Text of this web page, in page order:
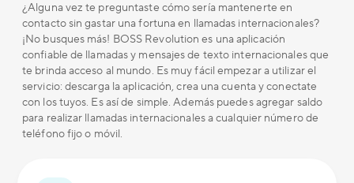
¿Alguna vez te preguntaste cómo sería mantenerte en
contacto sin gastar una fortuna en llamadas internacionales?
¡No busques más! BOSS Revolution es una aplicación
confiable de llamadas y mensajes de texto internacionales que
te brinda acceso al mundo. Es muy fácil empezar a utilizar el
servicio: descarga la aplicación, crea una cuenta y conectate
con los tuyos. Es así de simple. Además puedes agregar saldo
para realizar llamadas internacionales a cualquier número de
teléfono fijo o móvil.